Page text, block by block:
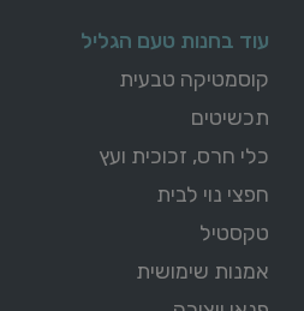
עוד בחנות טעם הגליל
קוסמטיקה טבעית
תכשיטים
כלי חרס, זכוכית ועץ
חפצי נוי לבית
טקסטיל
אמנות שימושית